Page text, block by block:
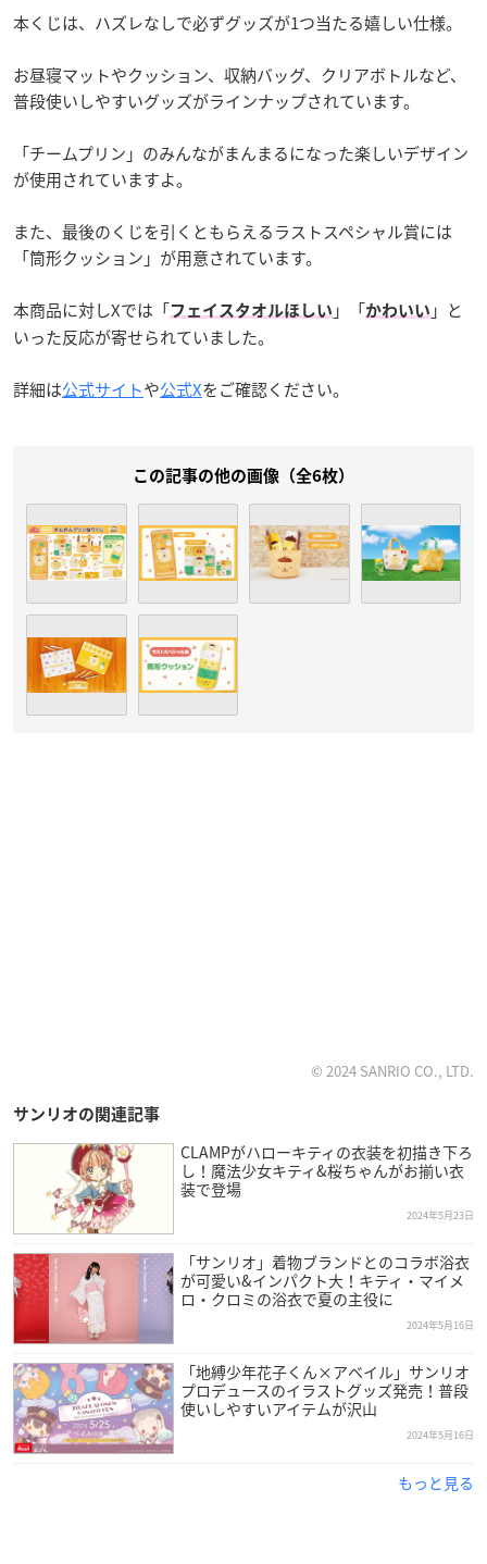
本くじは、ハズレなしで必ずグッズが1つ当たる嬉しい仕様。
お昼寝マットやクッション、収納バッグ、クリアボトルなど、
普段使いしやすいグッズがラインナップされています。
「チームプリン」のみんながまんまるになった楽しいデザイン
が使用されていますよ。
また、最後のくじを引くともらえるラストスペシャル賞には
「筒形クッション」が用意されています。
本商品に対しXでは「フェイスタオルほしい 」「かわいい 」と
いった反応が寄せられていました。
詳細は公式サイトや公式Xをご確認ください。
この記事の他の画像（全6枚）
© 2024 SANRIO CO., LTD.
サンリオの関連記事
CLAMPがハローキティの衣装を初描き下ろ
し！魔法少女キティ&桜ちゃんがお揃い衣
装で登場
2024年5月23日
「サンリオ」着物ブランドとのコラボ浴衣
が可愛い&インパクト大！キティ・マイメ
ロ・クロミの浴衣で夏の主役に
2024年5月16日
「地縛少年花子くん×アベイル」サンリオ
プロデュースのイラストグッズ発売！普段
使いしやすいアイテムが沢山
2024年5月16日
もっと見る